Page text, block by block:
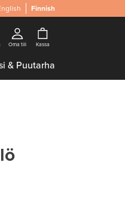
Finnish
Oma tili Kassa
& Puutarha